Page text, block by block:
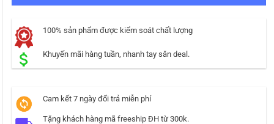
100% sản phẩm được kiểm soát chất lượng
Khuyến mãi hàng tuần, nhanh tay săn deal.
Cam kết 7 ngày đổi trả miễn phí
Tặng khách hàng mã freeship ĐH từ 300k.